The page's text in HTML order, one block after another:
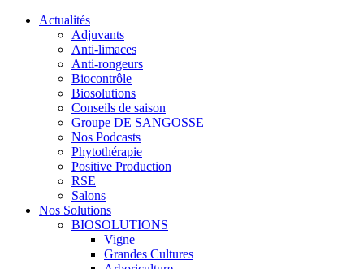
Actualités
Adjuvants
Anti-limaces
Anti-rongeurs
Biocontrôle
Biosolutions
Conseils de saison
Groupe DE SANGOSSE
Nos Podcasts
Phytothérapie
Positive Production
RSE
Salons
Nos Solutions
BIOSOLUTIONS
Vigne
Grandes Cultures